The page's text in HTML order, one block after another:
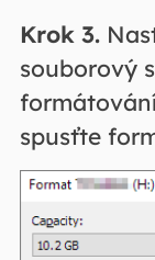
Krok 3.
souborový
spusťte